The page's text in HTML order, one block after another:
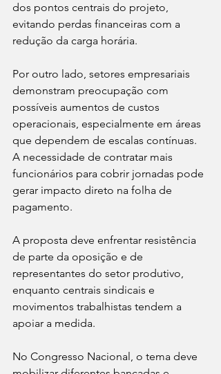
dos pontos centrais do projeto,
evitando perdas financeiras com a
redução da carga horária.
Por outro lado, setores empresariais
demonstram preocupação com
possíveis aumentos de custos
operacionais, especialmente em áreas
que dependem de escalas contínuas.
A necessidade de contratar mais
funcionários para cobrir jornadas pode
gerar impacto direto na folha de
pagamento.
A proposta deve enfrentar resistência
de parte da oposição e de
representantes do setor produtivo,
enquanto centrais sindicais e
movimentos trabalhistas tendem a
apoiar a medida.
No Congresso Nacional, o tema deve